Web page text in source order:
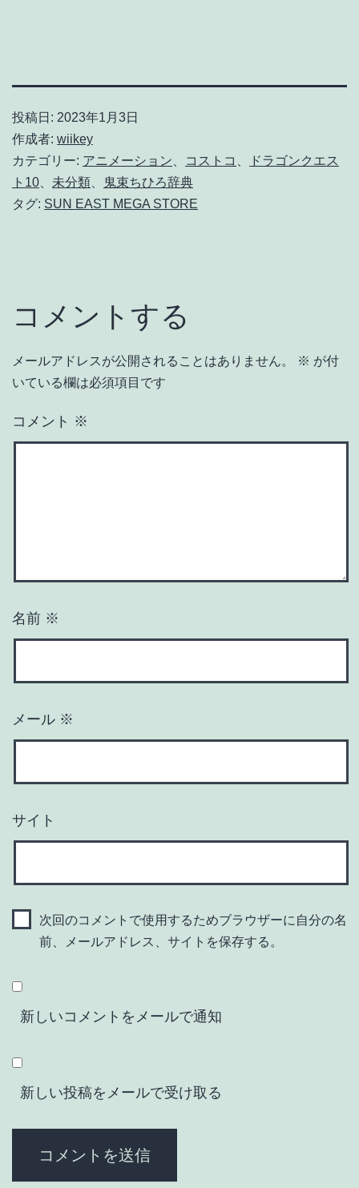
投稿日: 2023年1月3日
作成者: wiikey
カテゴリー: アニメーション コストコ
ドラゴンクエス
ト10
未分類
鬼束ちひろ辞典
タグ: SUN EAST MEGA STORE
コメントする
メールアドレスが公開されることはありません。 ※ が付
いている欄は必須項目です
コメント ※
名前 ※
メール ※
サイト
次回のコメントで使用するためブラウザーに自分の名
前、メールアドレス、サイトを保存する。
新しいコメントをメールで通知
新しい投稿をメールで受け取る